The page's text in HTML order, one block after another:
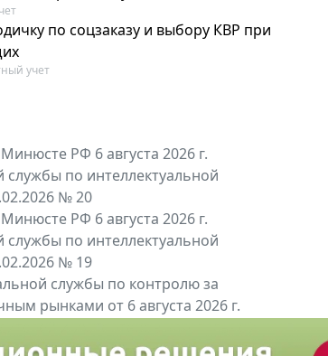
по соцзаказу и выбору КВР при
учет
РФ 6 августа 2026 г.
по интеллектуальной
№ 20
РФ 6 августа 2026 г.
по интеллектуальной
№ 19
службы по контролю за
рынками от 6 августа 2026 г.
и импортёров алкогольной...